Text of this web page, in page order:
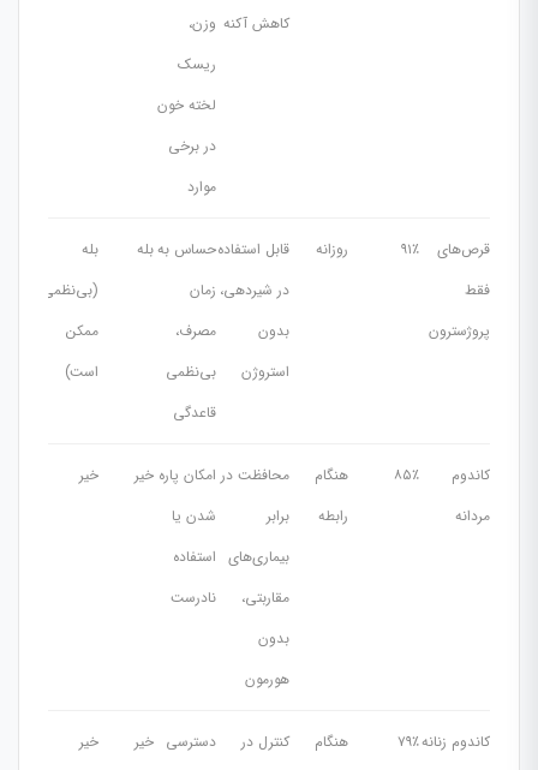
کاهش آکنه وزن،
ریسک
لخته خون
در برخی
موارد
قرص‌های
فقط
پروژسترون
۹۱٪ روزانه
قابل استفاده
در شیردهی،
بدون
استروژن
حساس به
زمان
مصرف،
بی‌نظمی
قاعدگی
بله
بله
(بی‌نظمی
ممکن
است)
کاندوم
مردانه
۸۵٪
هنگام
رابطه
محافظت در
برابر
بیماری‌های
مقاربتی،
بدون
هورمون
امکان پاره
شدن یا
استفاده
نادرست
خیر خیر
کاندوم زنانه۷۹٪
هنگام
کنترل در
دسترسی خیر خیر